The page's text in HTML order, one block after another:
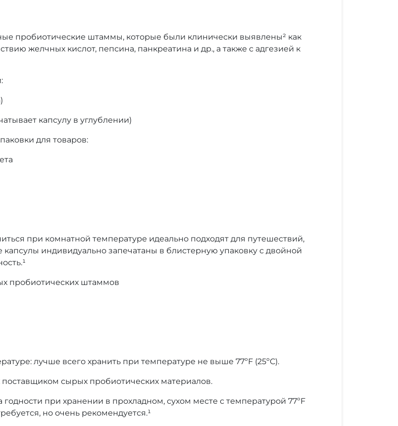
пробиотические штаммы, которые были клинически выявлены² как
желчных кислот, пепсина, панкреатина и др., а также с адгезией к
капсулу в углублении)
для товаров:
при комнатной температуре идеально подходят для путешествий,
индивидуально запечатаны в блистерную упаковку с двойной
пробиотических штаммов
лучше всего хранить при температуре не выше 77ºF (25ºC).
сырых пробиотических материалов.
при хранении в прохладном, сухом месте с температурой 77ºF
но очень рекомендуется.¹